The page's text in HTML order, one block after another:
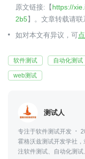
原文链接:【https://
2b5】。文章转载请联
如对本文有异议，可
软件测试 自动化测试
web测试
测试人
专注于软件测试开发
霍格沃兹测试开发学社
注软件测试、自动化测